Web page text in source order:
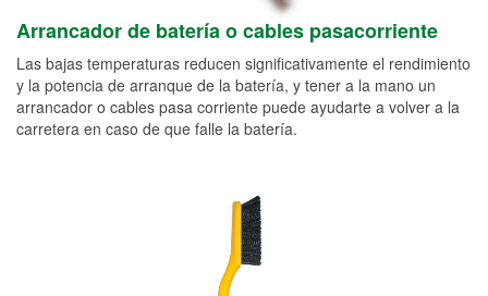
Arrancador de batería o cables pasacorriente
Las bajas temperaturas reducen significativamente el rendimiento
y la potencia de arranque de la batería, y tener a la mano un
arrancador o cables pasa corriente puede ayudarte a volver a la
carretera en caso de que falle la batería.